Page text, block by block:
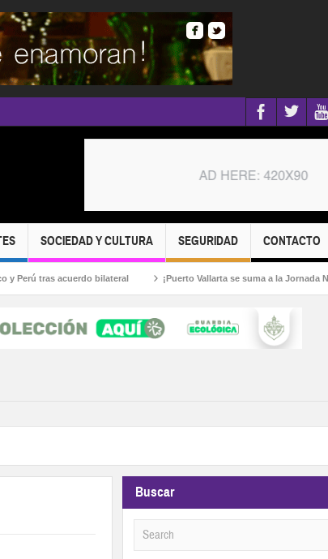
SOCIEDAD Y CULTURA SEGURIDAD CONTACTO
tras acuerdo bilateral ¡Puerto Vallarta se suma a la Jornada
Buscar